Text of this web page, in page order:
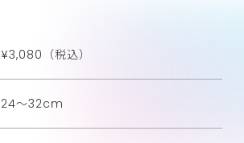
¥3,080（税込）
24～32cm